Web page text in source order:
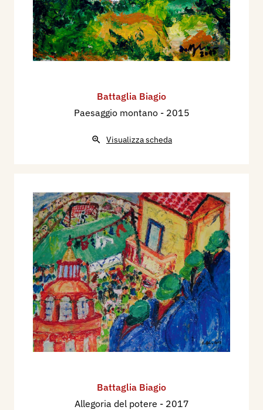
Battaglia Biagio
Paesaggio montano - 2015
Visualizza scheda
Battaglia Biagio
Allegoria del potere - 2017